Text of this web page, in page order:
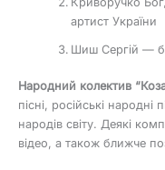
артист України
Шиш Сергій —
Народний колектив
пісні, російські народні
народів світу. Деякі
відео, а також ближче